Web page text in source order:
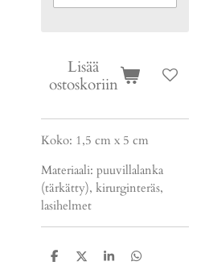
Lisää
ostoskoriin
Koko: 1,5 cm x 5 cm
Materiaali: puuvillalanka
(tärkätty), kirurginteräs,
lasihelmet
J
J
J
J